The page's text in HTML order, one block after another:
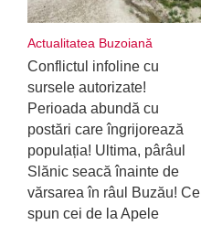
Actualitatea Buzoiană
Conflictul infoline cu
sursele autorizate!
Perioada abundă cu
postări care îngrijorează
populația! Ultima, pârâul
Slănic seacă înainte de
vărsarea în râul Buzău! Ce
spun cei de la Apele